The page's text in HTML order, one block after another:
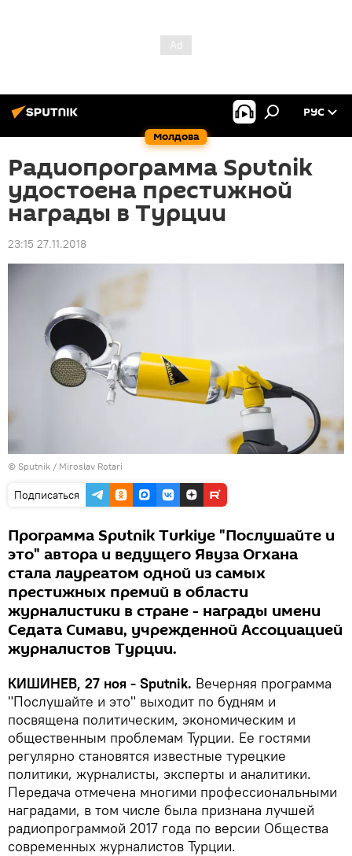
Молдова
РУС
Радиопрограмма Sputnik
удостоена престижной
награды в Турции
23:15 27.11.2018
© Sputnik / Miroslav Rotari
Подписаться
Программа Sputnik Turkiye "Послушайте и
это" автора и ведущего Явуза Огхана
стала лауреатом одной из самых
престижных премий в области
журналистики в стране ­- награды имени
Седата Симави, учрежденной Ассоциацией
журналистов Турции.
КИШИНЕВ, 27 ноя - Sputnik. Вечерняя программа
"Послушайте и это" выходит по будням и
посвящена политическим, экономическим и
общественным проблемам Турции. Ее гостями
регулярно становятся известные турецкие
политики, журналисты, эксперты и аналитики.
Передача отмечена многими профессиональными
наградами, в том числе была признана лучшей
радиопрограммой 2017 года по версии Общества
современных журналистов Турции.